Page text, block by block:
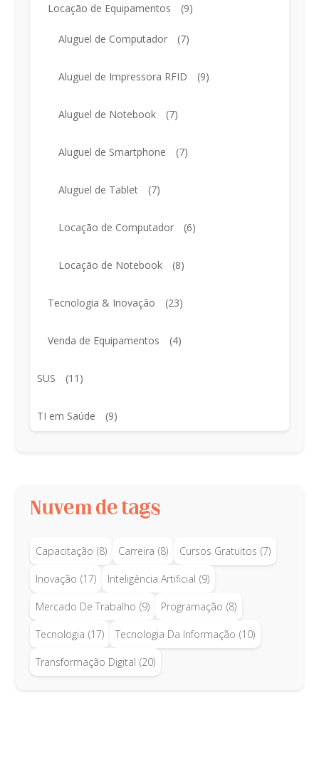
Locação de Equipamentos (9)
Aluguel de Computador (7)
Aluguel de Impressora RFID (9)
Aluguel de Notebook (7)
Aluguel de Smartphone (7)
Aluguel de Tablet (7)
Locação de Computador (6)
Locação de Notebook (8)
Tecnologia & Inovação (23)
Venda de Equipamentos (4)
SUS (11)
TI em Saúde (9)
Nuvem de tags
Capacitação (8) Carreira (8) Cursos Gratuitos (7)
Inovação (17) Inteligência Artificial (9)
Mercado De Trabalho (9) Programação (8)
Tecnologia (17) Tecnologia Da Informação (10)
Transformação Digital (20)